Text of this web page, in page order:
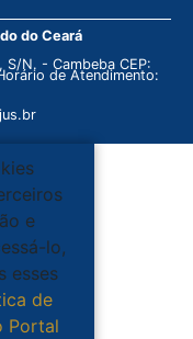
do Ceará
S/N. - Cambeba CEP:
de Atendimento:
e
lo,
esses
de
Portal